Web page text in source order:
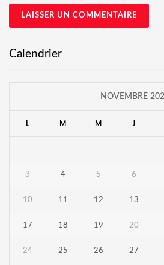
Calendrier
NOVEMBRE
L M M J
3 4 5 6
10 11 12 13
17 18 19 20
24 25 26 27